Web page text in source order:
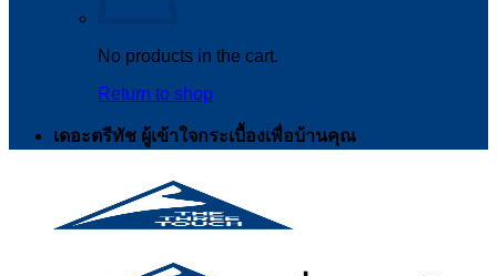
No products in the cart.
Return to shop
เดอะตรีทัช ผู้เข้าใจกระเบื้องเพื่อบ้านคุณ